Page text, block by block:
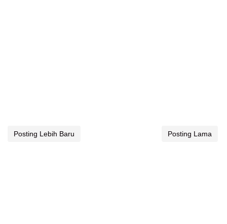
Posting Lebih Baru Posting Lama